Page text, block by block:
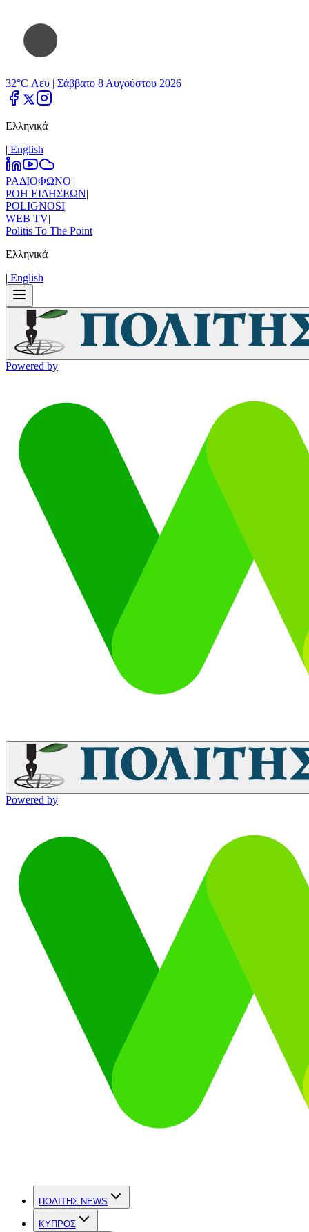
32°C Λευ | Σάββατο 8 Αυγούστου 2026
Ελληνικά
| Εnglish
ΡΑΔΙΟΦΩΝΟ|
ΡΟΗ ΕΙΔΗΣΕΩΝ|
POLIGNOSI|
WEB TV|
Politis To The Point
Ελληνικά
| Εnglish
Powered by
Powered by
ΠΟΛΙΤΗΣ NEWS
ΚΥΠΡΟΣ